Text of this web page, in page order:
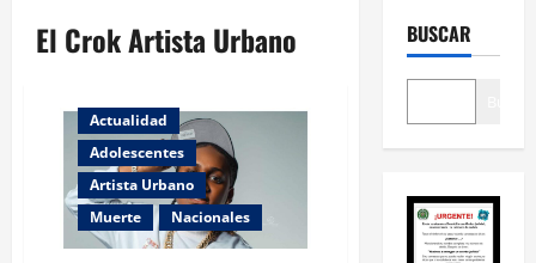
El Crok Artista Urbano
Actualidad
Adolescentes
Artista Urbano
Muerte
Nacionales
BUSCAR